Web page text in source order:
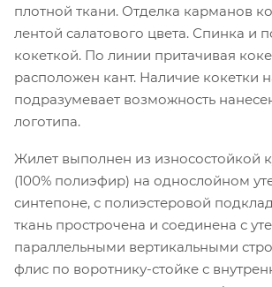
плотной ткани. Отделка карманов
лентой салатового цвета. Спинка и
кокеткой. По линии притачивая
расположен кант. Наличие кокетки
подразумевает возможность
логотипа.
Жилет выполнен из износостойкой
(100% полиэфир) на однослойном
синтепоне, с полиэстеровой
ткань прострочена и соединена с
параллельными вертикальными
флис по воротнику-стойке с